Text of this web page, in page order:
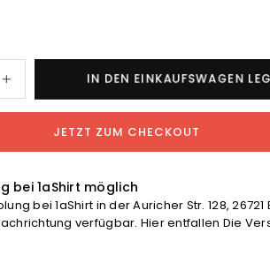
Menge
für
Aufkleber
&quot;Logo&quot;
erhöhen
IN DEN EINKAUFSWAGEN
JETZT ZUM CHECKOUT
bei 1aShirt möglich
bei 1aShirt in der Auricher Str. 128, 26721
verfügbar. Hier entfallen Die